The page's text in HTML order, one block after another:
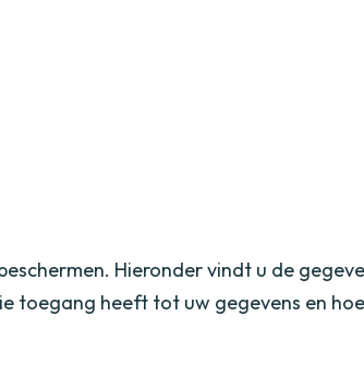
Hieronder vindt u de
toegang heeft tot uw gegevens en